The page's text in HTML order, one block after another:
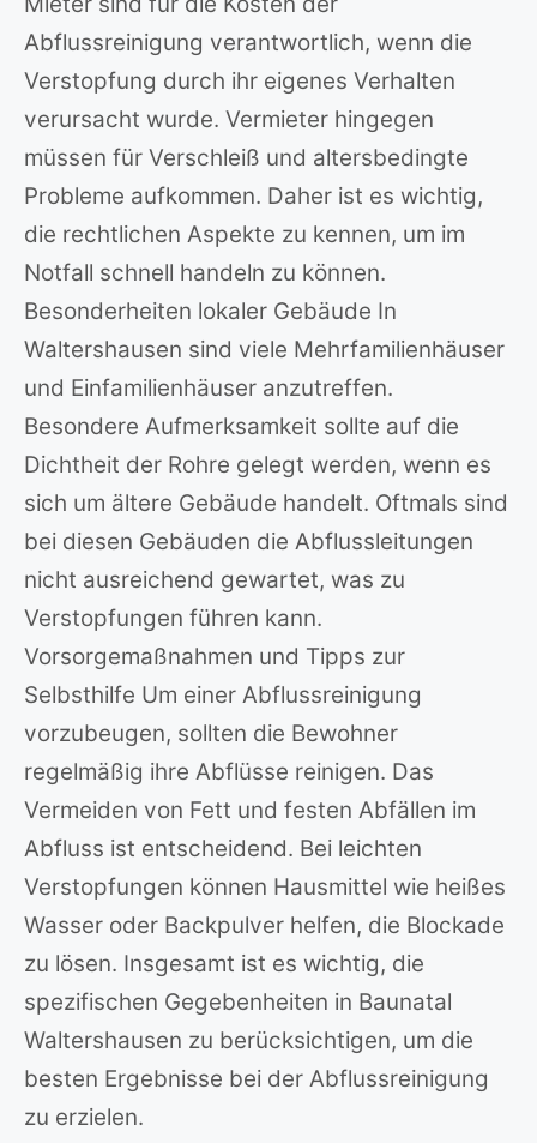
Abflussreinigung verantwortlich, wenn die
Verstopfung durch ihr eigenes Verhalten
verursacht wurde. Vermieter hingegen
müssen für Verschleiß und altersbedingte
Probleme aufkommen. Daher ist es wichtig,
die rechtlichen Aspekte zu kennen, um im
Notfall schnell handeln zu können.
Besonderheiten lokaler Gebäude In
Waltershausen sind viele Mehrfamilienhäuser
und Einfamilienhäuser anzutreffen.
Besondere Aufmerksamkeit sollte auf die
Dichtheit der Rohre gelegt werden, wenn es
sich um ältere Gebäude handelt. Oftmals sind
bei diesen Gebäuden die Abflussleitungen
nicht ausreichend gewartet, was zu
Verstopfungen führen kann.
Vorsorgemaßnahmen und Tipps zur
Selbsthilfe Um einer Abflussreinigung
vorzubeugen, sollten die Bewohner
regelmäßig ihre Abflüsse reinigen. Das
Vermeiden von Fett und festen Abfällen im
Abfluss ist entscheidend. Bei leichten
Verstopfungen können Hausmittel wie heißes
Wasser oder Backpulver helfen, die Blockade
zu lösen. Insgesamt ist es wichtig, die
spezifischen Gegebenheiten in Baunatal
Waltershausen zu berücksichtigen, um die
besten Ergebnisse bei der Abflussreinigung
zu erzielen.